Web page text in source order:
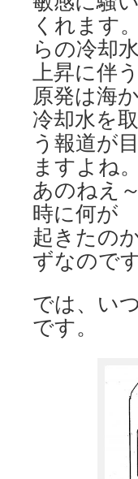
くれます
らの冷却
上昇に伴
原発は海
冷却水を
う報道が
ますよね。
あのねえ
時に何が
起きたの
ずなのです
では、い
です。